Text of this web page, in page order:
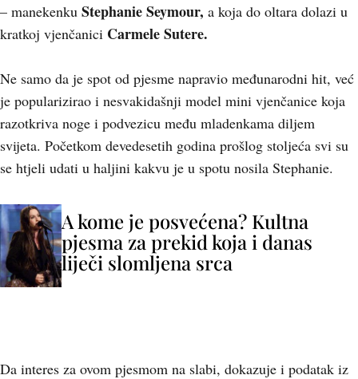
– manekenku Stephanie Seymour, a koja do oltara dolazi u
kratkoj vjenčanici Carmele Sutere.
Ne samo da je spot od pjesme napravio međunarodni hit, već
je popularizirao i nesvakidašnji model mini vjenčanice koja
razotkriva noge i podvezicu među mladenkama diljem
svijeta. Početkom devedesetih godina prošlog stoljeća svi su
se htjeli udati u haljini kakvu je u spotu nosila Stephanie.
A kome je posvećena? Kultna
pjesma za prekid koja i danas
liječi slomljena srca
Da interes za ovom pjesmom na slabi, dokazuje i podatak iz